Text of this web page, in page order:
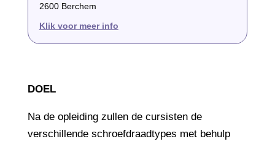
2600 Berchem
Klik voor meer info
DOEL
Na de opleiding zullen de cursisten de
verschillende schroefdraadtypes met behulp